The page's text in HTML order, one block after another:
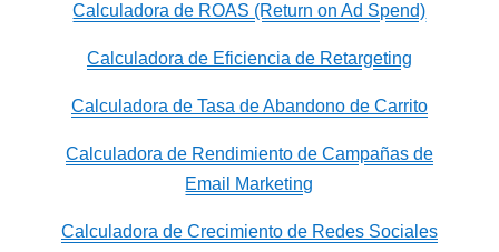
Calculadora de ROAS (Return on Ad Spend)
Calculadora de Eficiencia de Retargeting
Calculadora de Tasa de Abandono de Carrito
Calculadora de Rendimiento de Campañas de
Email Marketing
Calculadora de Crecimiento de Redes Sociales